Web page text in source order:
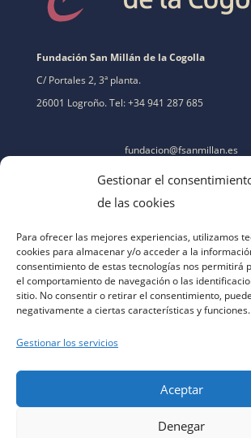
Gestionar el
de las cookies
Para ofrecer las mejores experiencias, utilizamos
cookies para almacenar y/o acceder a la
consentimiento de estas tecnologías nos permitirá
el comportamiento de navegación o las
sitio. No consentir o retirar el consentimiento,
negativamente a ciertas características y funciones.
Gestionar los servicios
Aceptar
Denegar
Fundación San Millán de la Cogolla
C/ Portales 2, 3ª planta.
26001 Logroño. Tel: +34 941 287 685
fundacion@fsanmillan.es
política de privacidad|política de